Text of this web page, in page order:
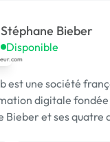
Stéphane Bieber
Disponible
est une société
digitale
Bieber et ses quatre